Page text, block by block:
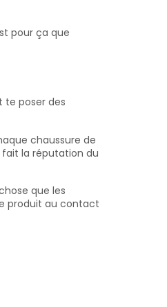
pour ça que
te poser des
chaussure de
fait la réputation du
que les
produit au contact